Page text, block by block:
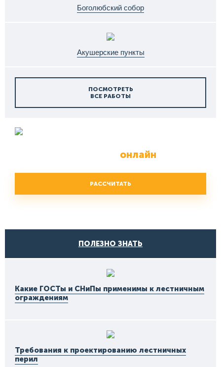
Боголюбский собор
Акушерские пункты
ПОСМОТРЕТЬ
ВСЕ РАБОТЫ
онлайн
РАССЧИТАТЬ
ПОЛЕЗНО ЗНАТЬ
Какие ГОСТы и СНиПы применимы к лестничным
ограждениям
Требования к проектированию лестничных
перил